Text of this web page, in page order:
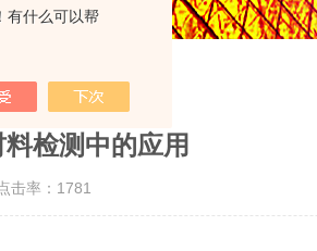
有什么可以帮
检测中的应用
击率：1781